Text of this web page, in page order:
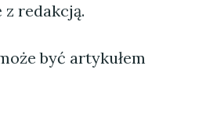
redakcją.
być artykułem